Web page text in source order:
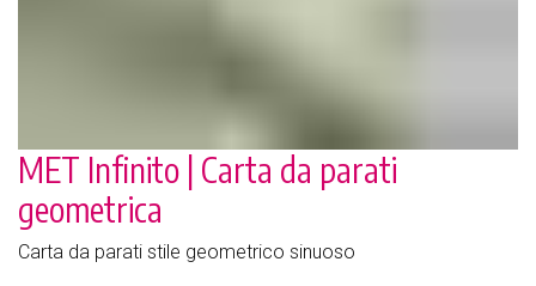
MET Infinito | Carta da parati
geometrica
Carta da parati stile geometrico sinuoso